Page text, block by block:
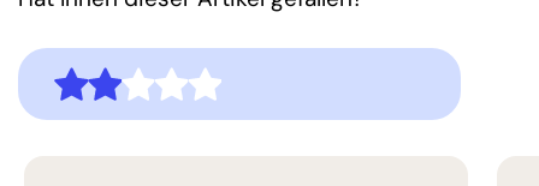
2,0
Bewertung